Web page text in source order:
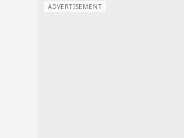
ADVERTISEMENT